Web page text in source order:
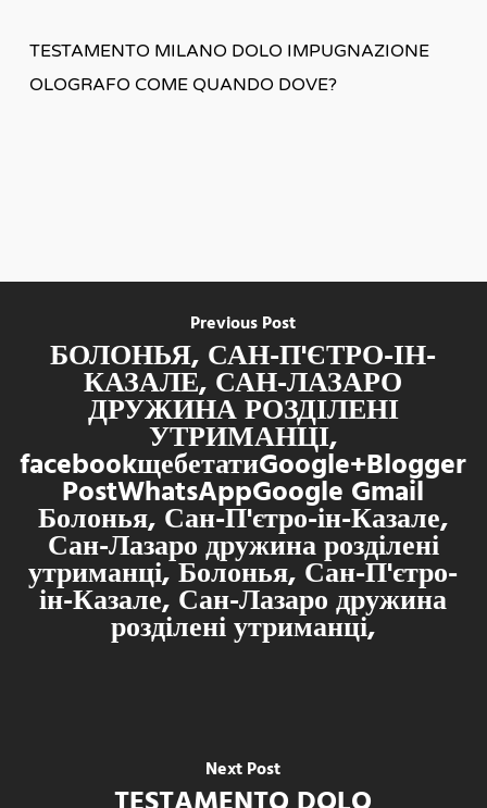
TESTAMENTO MILANO DOLO IMPUGNAZIONE
OLOGRAFO COME QUANDO DOVE?
Previous Post
БОЛОНЬЯ, САН-П'ЄТРО-ІН-
КАЗАЛЕ, САН-ЛАЗАРО
ДРУЖИНА РОЗДІЛЕНІ
УТРИМАНЦІ,
facebookщебетатиGoogle+Blogger
PostWhatsAppGoogle Gmail
Болонья, Сан-П'єтро-ін-Казале,
Сан-Лазаро дружина розділені
утриманці, Болонья, Сан-П'єтро-
ін-Казале, Сан-Лазаро дружина
розділені утриманці,
Next Post